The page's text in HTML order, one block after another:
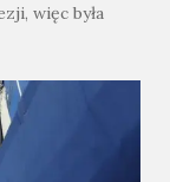
więc była